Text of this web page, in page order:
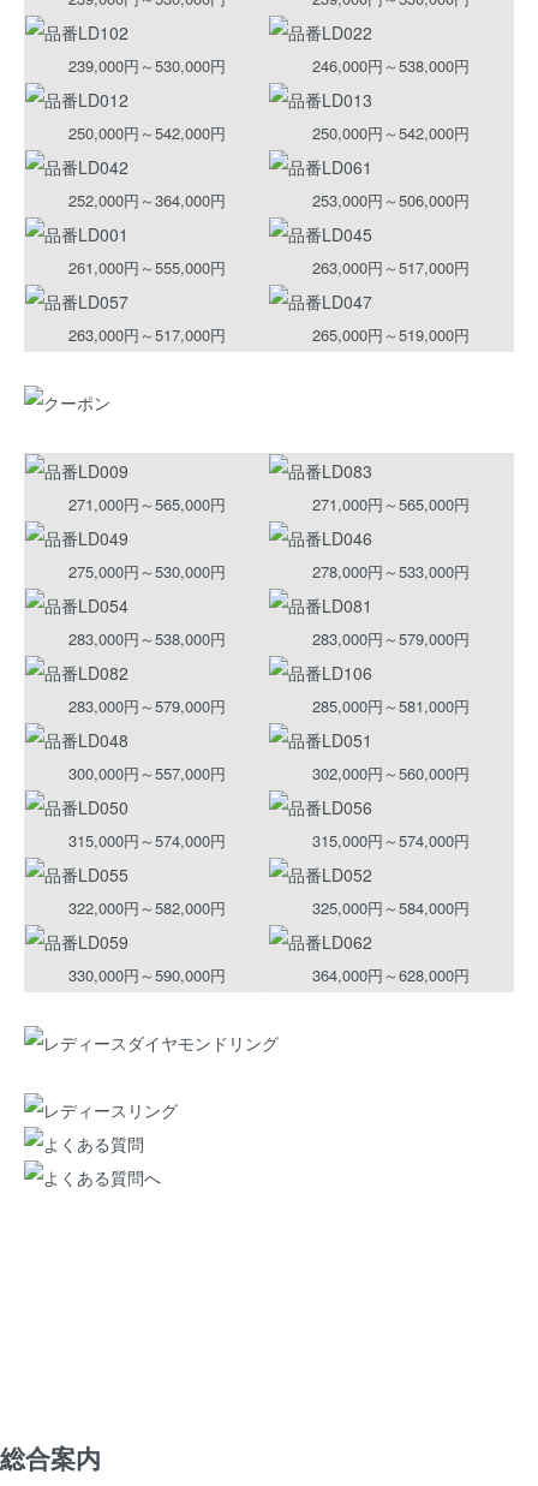
239,000円～530,000円 246,000円～538,000円
250,000円～542,000円 250,000円～542,000円
252,000円～364,000円 253,000円～506,000円
261,000円～555,000円 263,000円～517,000円
263,000円～517,000円 265,000円～519,000円
271,000円～565,000円 271,000円～565,000円
275,000円～530,000円 278,000円～533,000円
283,000円～538,000円 283,000円～579,000円
283,000円～579,000円 285,000円～581,000円
300,000円～557,000円 302,000円～560,000円
315,000円～574,000円 315,000円～574,000円
322,000円～582,000円 325,000円～584,000円
330,000円～590,000円 364,000円～628,000円
総合案内